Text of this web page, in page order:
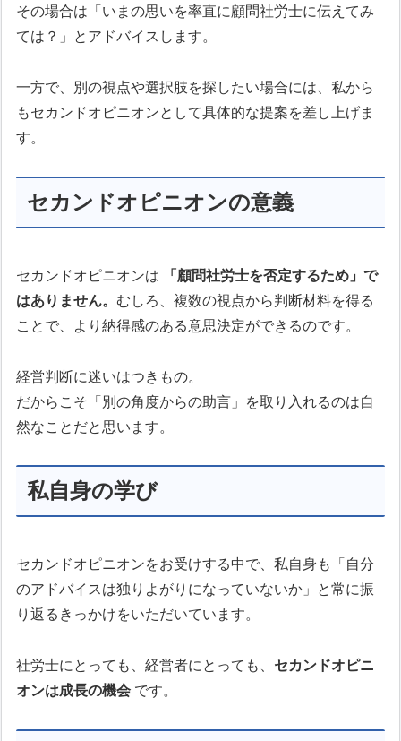
その場合は「いまの思いを率直に顧問社労士に伝えてみ
ては？」とアドバイスします。
一方で、別の視点や選択肢を探したい場合には、私から
もセカンドオピニオンとして具体的な提案を差し上げま
す。
セカンドオピニオンの意義
セカンドオピニオンは
「顧問社労士を否定するため」で
はありません。 むしろ、複数の視点から判断材料を得る
ことで、より納得感のある意思決定ができるのです。
経営判断に迷いはつきもの。
だからこそ「別の角度からの助言」を取り入れるのは自
然なことだと思います。
私自身の学び
セカンドオピニオンをお受けする中で、私自身も「自分
のアドバイスは独りよがりになっていないか」と常に振
り返るきっかけをいただいています。
社労士にとっても、経営者にとっても、 セカンドオピニ
オンは成長の機会 です。